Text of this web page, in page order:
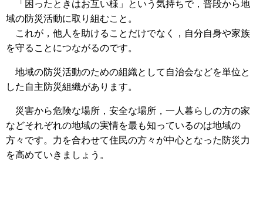
「困ったときはお互い様」という気持ちで，普段から地
域の防災活動に取り組むこと。
これが，他人を助けることだけでなく，自分自身や家族
を守ることにつながるのです。
地域の防災活動のための組織として自治会などを単位と
した自主防災組織があります。
災害から危険な場所，安全な場所，一人暮らしの方の家
などそれぞれの地域の実情を最も知っているのは地域の
方々です。力を合わせて住民の方々が中心となった防災力
を高めていきましょう。